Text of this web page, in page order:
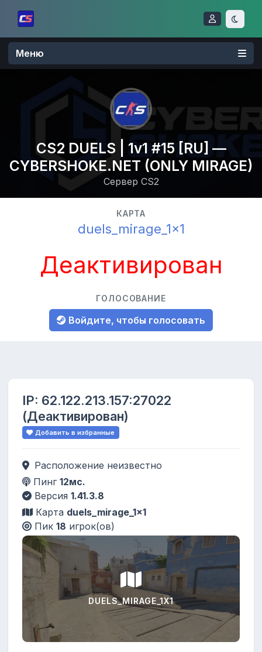
Меню
CS2 DUELS | 1v1 #15 [RU] —
CYBERSHOKE.NET (ONLY MIRAGE)
Сервер CS2
КАРТА
duels_mirage_1x1
Деактивирован
ГОЛОСОВАНИЕ
Войдите, чтобы голосовать
IP: 62.122.213.157:27022
(Деактивирован)
Добавить в избранные
Расположение неизвестно
Пинг 12мс.
Версия 1.41.3.8
Карта duels_mirage_1x1
Пик 18 игрок(ов)
DUELS_MIRAGE_1X1